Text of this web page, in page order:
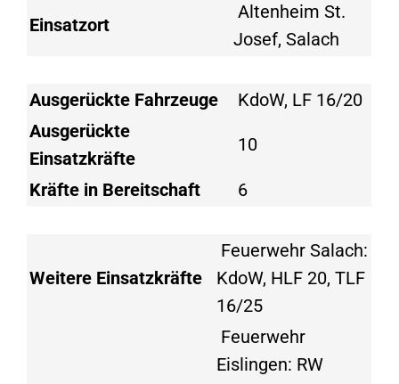
Einsatzort
Altenheim St.
Josef, Salach
Ausgerückte Fahrzeuge
KdoW, LF 16/20
Ausgerückte
Einsatzkräfte
10
Kräfte in Bereitschaft 6
Weitere Einsatzkräfte
Feuerwehr Salach:
KdoW, HLF 20, TLF
16/25
Feuerwehr
Eislingen: RW